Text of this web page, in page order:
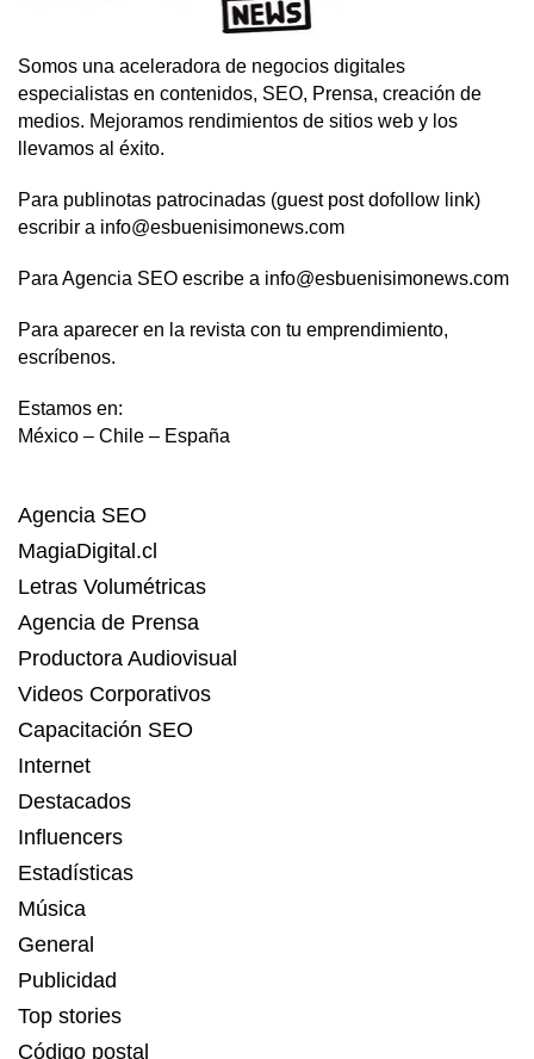
Somos una aceleradora de negocios digitales
especialistas en contenidos, SEO, Prensa, creación de
medios. Mejoramos rendimientos de sitios web y los
llevamos al éxito.
Para publinotas patrocinadas (guest post dofollow link)
escribir a info@esbuenisimonews.com
Para Agencia SEO escribe a info@esbuenisimonews.com
Para aparecer en la revista con tu emprendimiento,
escríbenos.
Estamos en:
México – Chile – España
Agencia SEO
MagiaDigital.cl
Letras Volumétricas
Agencia de Prensa
Productora Audiovisual
Videos Corporativos
Capacitación SEO
Internet
Destacados
Influencers
Estadísticas
Música
General
Publicidad
Top stories
Código postal